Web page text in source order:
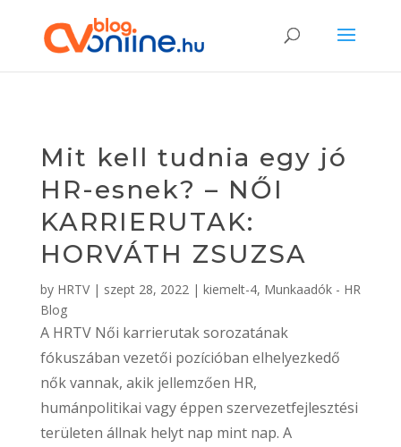
Mit kell tudnia egy jó
HR-esnek? – NŐI
KARRIERUTAK:
HORVÁTH ZSUZSA
by HRTV| szept 28, 2022| kiemelt-4, Munkaadók - HR
Blog
A HRTV Női karrierutak sorozatának
fókuszában vezetői pozícióban elhelyezkedő
nők vannak, akik jellemzően HR,
humánpolitikai vagy éppen szervezetfejlesztési
területen állnak helyt nap mint nap. A